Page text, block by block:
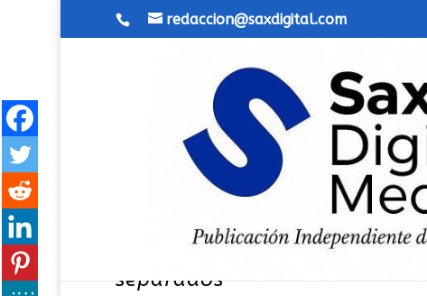
redaccion@saxdigital.com
Gestionar las celebraciones
separados